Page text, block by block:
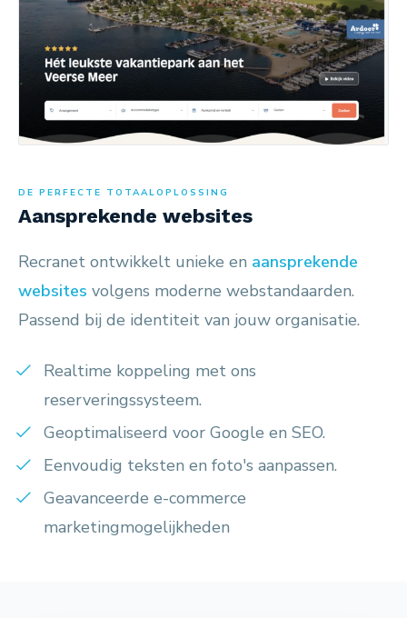
DE PERFECTE TOTAALOPLOSSING
Aansprekende websites
Recranet ontwikkelt unieke en aansprekende
websites volgens moderne webstandaarden.
Passend bij de identiteit van jouw organisatie.
Realtime koppeling met ons
reserveringssysteem.
Geoptimaliseerd voor Google en SEO.
Eenvoudig teksten en foto's aanpassen.
Geavanceerde e-commerce
marketingmogelijkheden